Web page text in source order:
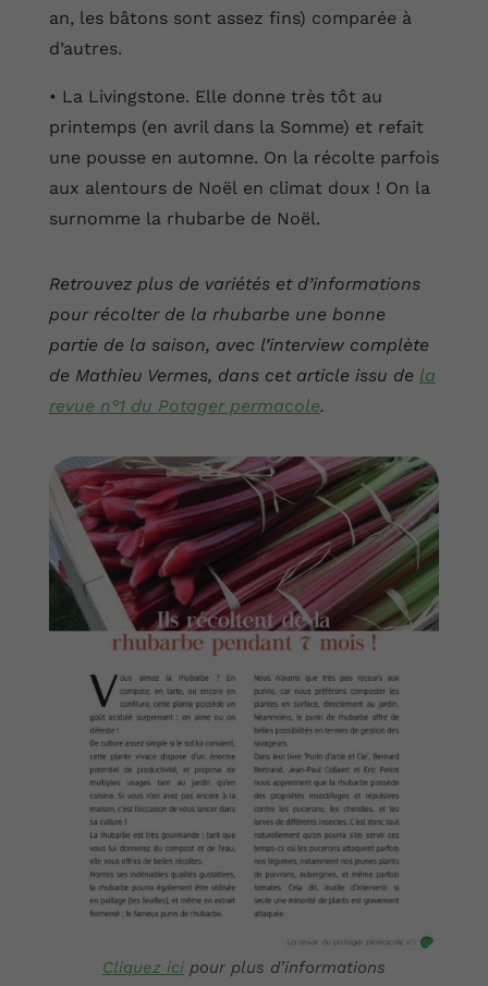
an, les bâtons sont assez fins) comparée à
d’autres.
• La Livingstone. Elle donne très tôt au
printemps (en avril dans la Somme) et refait
une pousse en automne. On la récolte parfois
aux alentours de Noël en climat doux ! On la
surnomme la rhubarbe de Noël.
Retrouvez plus de variétés et d’informations
pour récolter de la rhubarbe une bonne
partie de la saison, avec l’interview complète
de Mathieu Vermes, dans cet article issu de la
revue n°1 du Potager permacole.
Cliquez icipour plus d’informations